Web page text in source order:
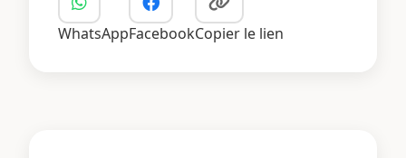
WhatsAppFacebookCopier le lien